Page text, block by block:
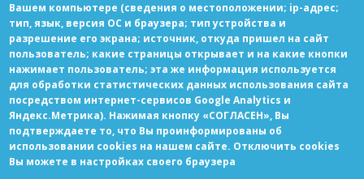
sarov.msu@yandex.ru
Партнерам
Вакансии
© Copyright МГУ-Саров 2021 Все права защищены
Вашем компьютере (сведения о местоположении; ip-адрес;
тип, язык, версия ОС и браузера; тип устройства и
разрешение его экрана; источник, откуда пришел на сайт
пользователь; какие страницы открывает и на какие кнопки
нажимает пользователь; эта же информация используется
для обработки статистических данных использования сайта
посредством интернет-сервисов Google Analytics и
Яндекс.Метрика). Нажимая кнопку «СОГЛАСЕН», Вы
подтверждаете то, что Вы проинформированы об
использовании cookies на нашем сайте. Отключить cookies
Вы можете в настройках своего браузера